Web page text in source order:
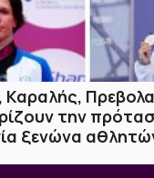
Καραλής,
την
ξενώνα